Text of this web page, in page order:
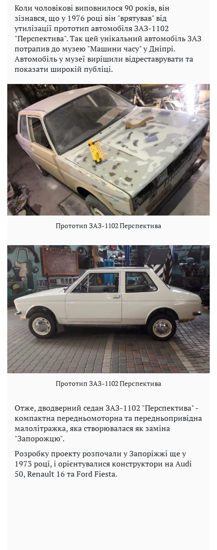
Коли чоловікові виповнилося 90 років, він
зізнався, що у 1976 році він "врятував" від
утилізації прототип автомобіля ЗАЗ-1102
"Перспектива". Так цей унікальний автомобіль ЗАЗ
потрапив до музею "Машини часу" у Дніпрі.
Автомобіль у музеї вирішили відреставрувати та
показати широкій публіці.
Прототип ЗАЗ-1102 Перспектива
Прототип ЗАЗ-1102 Перспектива
Отже, дводверний седан ЗАЗ-1102 "Перспектива" -
компактна передньомоторна та передньопривідна
малолітражка, яка створювалася як заміна
"Запорожцю".
Розробку проекту розпочали у Запоріжжі ще у
1973 році, і орієнтувалися конструктори на Audi
50, Renault 16 та Ford Fiesta.